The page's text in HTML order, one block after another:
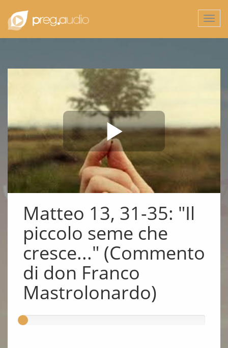
Matteo 13, 31-35: "Il
piccolo seme che
cresce..." (Commento
di don Franco
Mastrolonardo)